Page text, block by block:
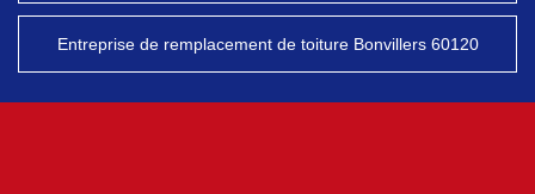
Entreprise de remplacement de toiture Bonvillers 60120